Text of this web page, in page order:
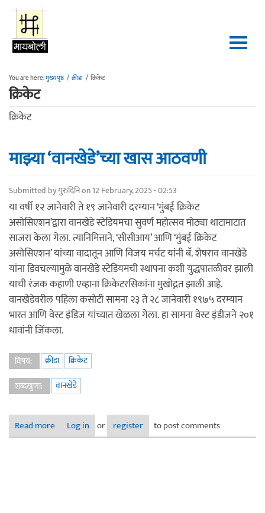
Skip to main content
You are here:मुख्यपृष्ठ / क्रीडा / क्रिकेट
क्रिकेट
क्रिकेट
माझ्या ‘वानखेडे’च्या खास आठवणी
Submitted byगुरुदिनिon 12 February, 2025 - 02:53
या वर्षी १२ जानेवारी ते १९ जानेवारी दरम्यान ‘मुंबई क्रिकेट
असोसिएशन’द्वारा वानखेडे स्टेडियमचा सुवर्ण महोत्सव मोठ्या थाटामाटात
साजरा केला गेला. त्यानिमित्ताने, ‘सीसीआय’ आणि ‘मुंबई क्रिकेट
असोसिएशन’ यांच्या वादातून आणि विजय मर्चंट यांनी बॅ. शेषराव वानखेडे
यांना डिवचल्यामुळे वानखेडे स्टेडियमची स्थापना कशी युद्धपातळीवर झाली
याची रंजक कहाणी एव्हाना क्रिकेटरसिकांना मुखोद्गत झाली आहे.
वानखेडेवरील पहिला कसोटी सामना २३ ते २८ जानेवारी १९७५ दरम्यान
भारत आणि वेस्ट इंडिज यांच्यात खेळला गेला. हा सामना वेस्ट इंडीजने २०१
धावांनी जिंकला.
विषय: क्रीडा
क्रिकेट
शब्दखुणा:
वानखेडे
Read more about माझ्या ‘वानखेडे’च्या खास आठवणी
Log in or register to post comments